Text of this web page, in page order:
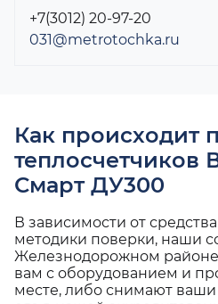
+7(3012) 20-97-20
031@metrotochka.ru
Как происходит
теплосчетчиков
Смарт ДУ300
В зависимости от
методики поверки, наши
Железнодорожном
вам с оборудованием и
месте, либо снимают